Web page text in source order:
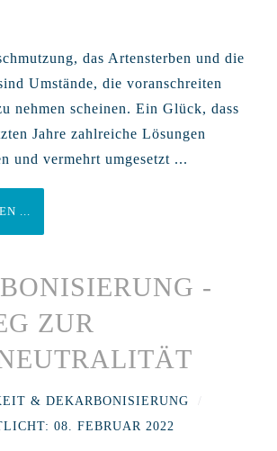
das Artensterben und die
Umstände, die voranschreiten
nehmen scheinen. Ein Glück, dass
Jahre zahlreiche Lösungen
und vermehrt umgesetzt ...
...
-
ZUR
& DEKARBONISIERUNG
08. FEBRUAR 2022